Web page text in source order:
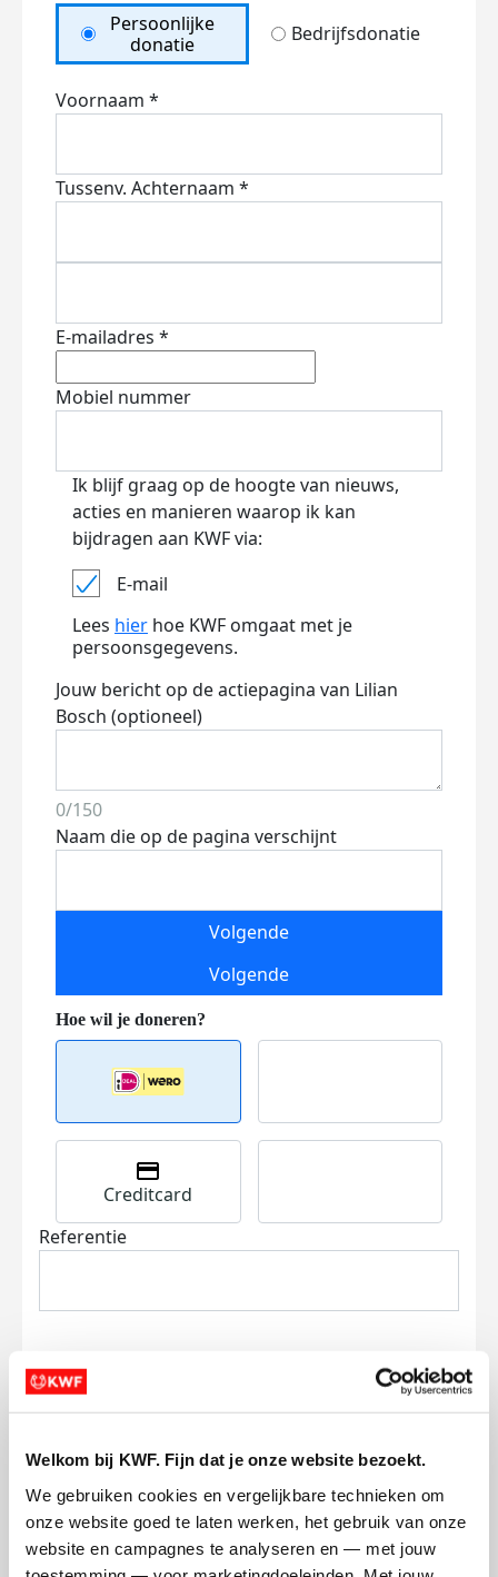
Welkom bij KWF. Fijn dat je onze website bezoekt.
We gebruiken cookies en vergelijkbare technieken om
onze website goed te laten werken, het gebruik van onze
website en campagnes te analyseren en — met jouw
Persoonlijke
donatie
Bedrijfsdonatie
Voornaam *
Tussenv. Achternaam *
E-mailadres *
Mobiel nummer
Ik blijf graag op de hoogte van nieuws,
acties en manieren waarop ik kan
bijdragen aan KWF via:
E-mail
Lees hier hoe KWF omgaat met je
persoonsgegevens.
Jouw bericht op de actiepagina van Lilian
Bosch (optioneel)
0/150
Naam die op de pagina verschijnt
Volgende
Volgende
Creditcard
Referentie
en betaal €0.75 extra.
Doneer nu